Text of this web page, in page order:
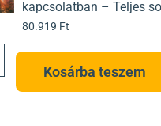
kapcsolatban – Teljes
80.919 Ft
Kosárba teszem